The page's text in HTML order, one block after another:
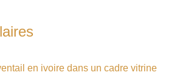
en ivoire dans un cadre vitrine